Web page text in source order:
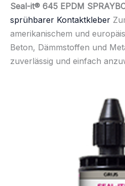
Seal-it® 645 EPDM
sprühbarer Kontaktkleber
amerikanischem und
Beton, Dämmstoffen und
zuverlässig und einfach